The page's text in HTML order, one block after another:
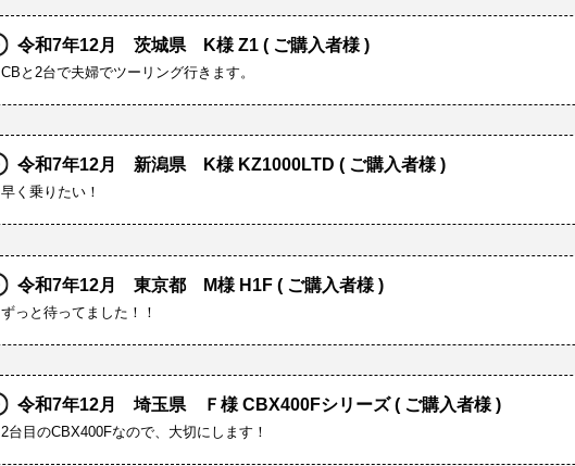
令和7年12月 茨城県 K様 Z1 ( ご購入者様 )
CBと2台で夫婦でツーリング行きます。
令和7年12月 新潟県 K様 KZ1000LTD ( ご購入者様 )
早く乗りたい！
令和7年12月 東京都 M様 H1F ( ご購入者様 )
ずっと待ってました！！
令和7年12月 埼玉県 Ｆ様 CBX400Fシリーズ ( ご購入者様 )
2台目のCBX400Fなので、大切にします！